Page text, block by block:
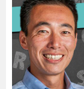
暮らし